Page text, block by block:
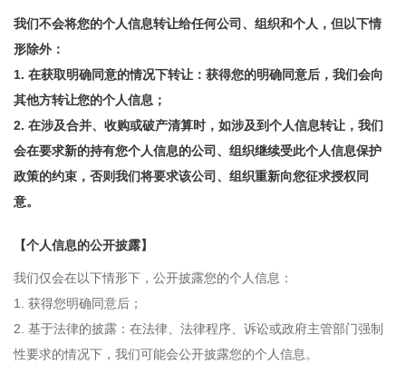
我们不会将您的个人信息转让给任何公司、组织和个人，但以下情
形除外：
1. 在获取明确同意的情况下转让：获得您的明确同意后，我们会向
其他方转让您的个人信息；
2. 在涉及合并、收购或破产清算时，如涉及到个人信息转让，我们
会在要求新的持有您个人信息的公司、组织继续受此个人信息保护
政策的约束，否则我们将要求该公司、组织重新向您征求授权同
意。
【个人信息的公开披露】
我们仅会在以下情形下，公开披露您的个人信息：
1. 获得您明确同意后；
2. 基于法律的披露：在法律、法律程序、诉讼或政府主管部门强制
性要求的情况下，我们可能会公开披露您的个人信息。